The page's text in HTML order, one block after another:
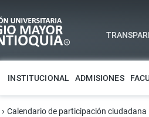
INSTITUCIONAL ADMISIONES
› Calendario de participación ciudadana